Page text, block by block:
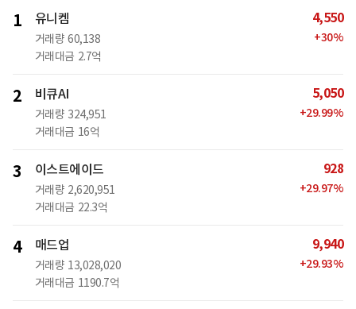
1 유니켐
거래량 60,138
거래대금 2.7억
4,550
+30%
2 비큐AI
거래량 324,951
거래대금 16억
5,050
+29.99%
3 이스트에이드
거래량 2,620,951
거래대금 22.3억
928
+29.97%
4 매드업
거래량 13,028,020
거래대금 1190.7억
9,940
+29.93%